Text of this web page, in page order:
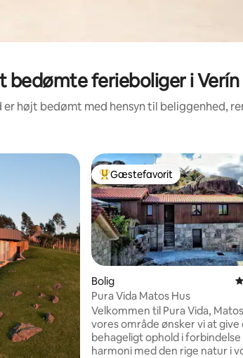
bedømte ferieboliger i Verín
højt bedømt med hensyn til beliggenhed,
105 omtaler
Bedste gæstefavorit
Gæstefavorit
Bolig
Pura Vida Matos Hus
Velkommen til Pura Vida, Matos
vores område ønsker vi at give
behageligt ophold i forbindelse
harmoni med den rige natur i